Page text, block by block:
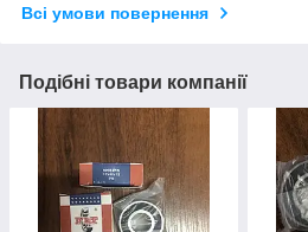
Всі умови повернення
Подібні товари компанії